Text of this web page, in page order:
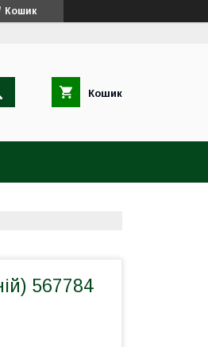
Кошик
Кошик
567784